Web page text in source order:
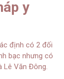
y
định có 2 đối
bạc nhưng có
Lê Văn Đông.